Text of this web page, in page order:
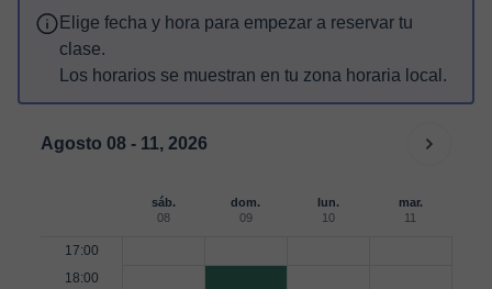
Elige fecha y hora para empezar a reservar tu
clase.
Los horarios se muestran en tu zona horaria local.
Agosto 08 - 11, 2026
sáb.
08
dom.
09
lun.
10
mar.
11
17:00
18:00